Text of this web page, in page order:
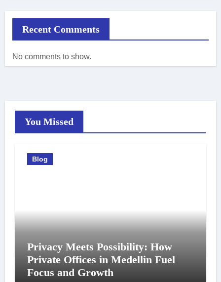
Recent Comments
No comments to show.
You Missed
Blog
Privacy Meets Possibility: How
Private Offices in Medellin Fuel
Focus and Growth